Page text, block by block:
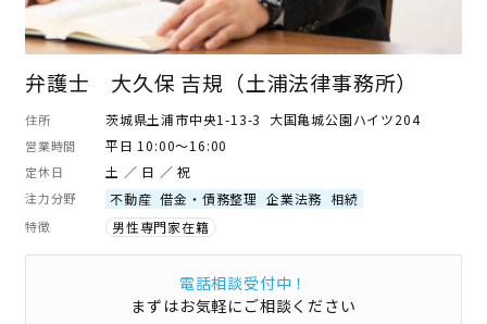
弁護士 大久保 吉規（土浦法律事務所）
住所 茨城県土浦市中央1-13-3 大国亀城公園ハイツ204
営業時間 平日 10:00～16:00
定休日 土 ／ 日 ／ 祝
注力分野 不動産 借金・債務整理 企業法務 相続
特徴 男性専門家在籍
電話相談受付中！
まずはお気軽にご相談ください